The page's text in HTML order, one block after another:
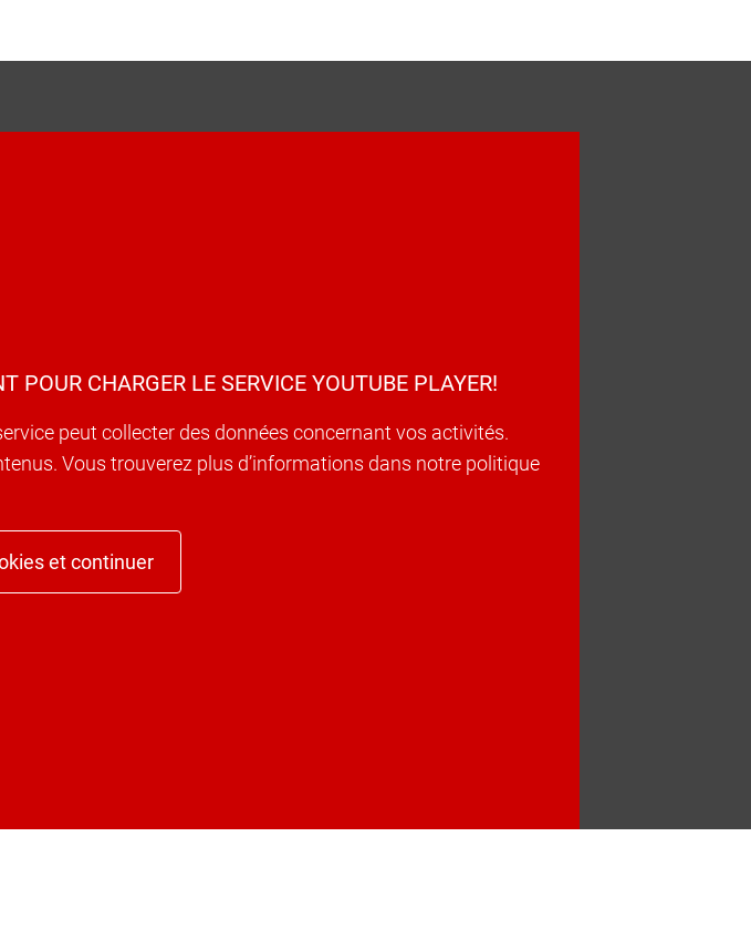
POUR CHARGER LE SERVICE YOUTUBE PLAYER!
peut collecter des données concernant vos activités.
Vous trouverez plus d’informations dans notre politique
et continuer